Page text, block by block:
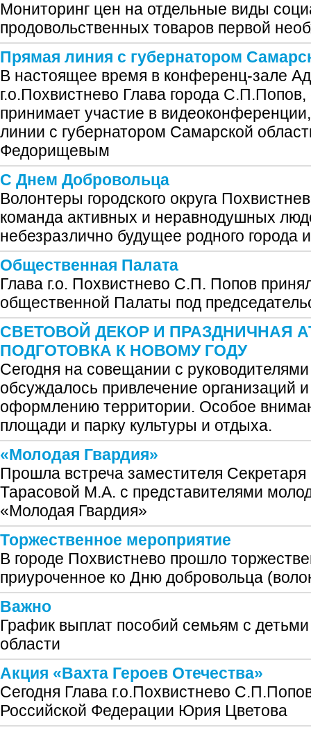
Мониторинг цен на отдельные виды
продовольственных товаров первой
Прямая линия с губернатором
В настоящее время в конференц-зале
г.о.Похвистнево Глава города
принимает участие в
линии с губернатором Самарской
Федорищевым
С Днем Добровольца
Волонтеры городского округа
команда активных и неравнодушных
небезразлично будущее родного города
Общественная Палата
Глава г.о. Похвистнево С.П. Попов
общественной Палаты под
СВЕТОВОЙ ДЕКОР И ПРАЗДНИЧНАЯ
ПОДГОТОВКА К НОВОМУ ГОДУ
Сегодня на совещании с
обсуждалось привлечение организаций
оформлению территории. Особое
площади и парку культуры и отдыха.
«Молодая Гвардия»
Прошла встреча заместителя
Тарасовой М.А. с представителями
«Молодая Гвардия»
Торжественное мероприятие
В городе Похвистнево прошло
приуроченное ко Дню добровольца
Важно
График выплат пособий семьям с
области
Акция «Вахта Героев Отечества»
Сегодня Глава г.о.Похвистнево
Российской Федерации Юрия Цветова